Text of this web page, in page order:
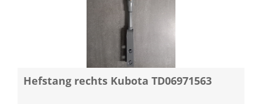
Hefstang rechts Kubota TD06971563